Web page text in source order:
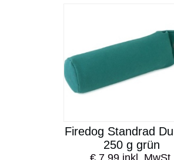
Firedog Standrad
250 g grün
€ 7,99 inkl. MwSt.